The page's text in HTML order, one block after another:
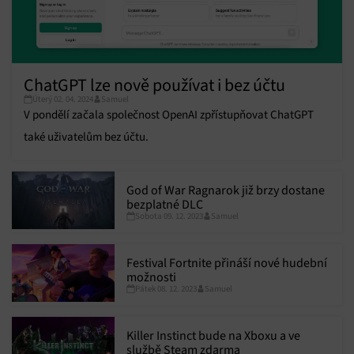
ChatGPT lze nově používat i bez účtu
Úterý 02. 04. 2024 Samuel
V pondělí začala společnost OpenAI zpřístupňovat ChatGPT
také uživatelům bez účtu.
God of War Ragnarok již brzy dostane
bezplatné DLC
Sobota 09. 12. 2023 Samuel
Festival Fortnite přináší nové hudební
možnosti
Pátek 08. 12. 2023 Samuel
Killer Instinct bude na Xboxu a ve
službě Steam zdarma